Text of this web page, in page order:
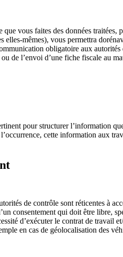
vous faites des données
elles-mêmes), vous permettra
obligatoire aux
de l’envoi d’une fiche fiscale au
pour structurer l’information
cette information aux
de contrôle sont réticentes à
consentement qui doit être libre,
d’exécuter le contrat de travail
en cas de géolocalisation des